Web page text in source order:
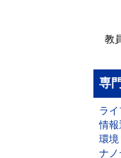
教
専
ラ
情報
環境
ナノ